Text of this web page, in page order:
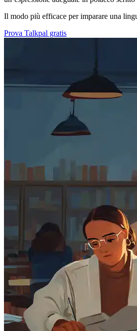
Il modo più efficace per imparare una
Prova Talkpal gratis